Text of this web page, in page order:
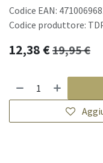
Codice EAN:
Codice produttore:
12,38€19,95€